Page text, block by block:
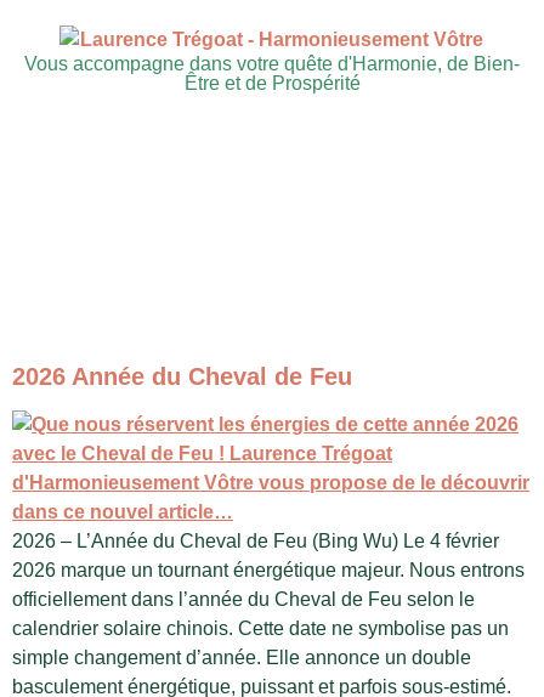
Vous accompagne dans votre quête d'Harmonie, de Bien-
Être et de Prospérité
2026 Année du Cheval de Feu
2026 – L’Année du Cheval de Feu (Bing Wu) Le 4 février
2026 marque un tournant énergétique majeur. Nous entrons
officiellement dans l’année du Cheval de Feu selon le
calendrier solaire chinois. Cette date ne symbolise pas un
simple changement d’année. Elle annonce un double
basculement énergétique, puissant et parfois sous-estimé.